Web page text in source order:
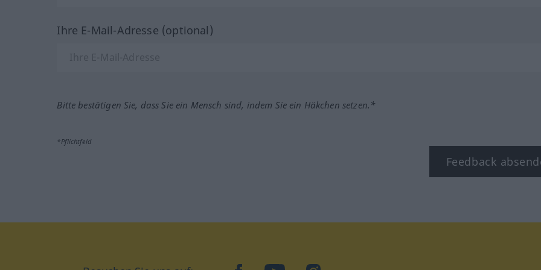
Ihre E-Mail-Adresse (optional)
Bitte bestätigen Sie, dass Sie ein Mensch sind, indem Sie ein Häkchen setzen.*
*Pflichtfeld
Feedback